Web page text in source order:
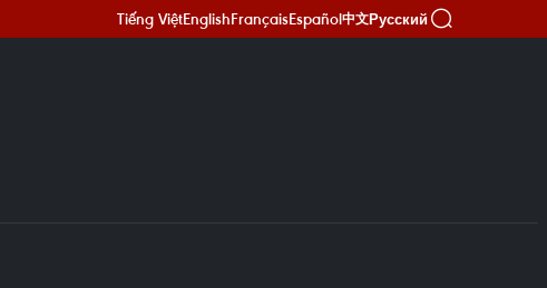
Tiếng ViệtEnglishFrançaisEspañol中文Русский